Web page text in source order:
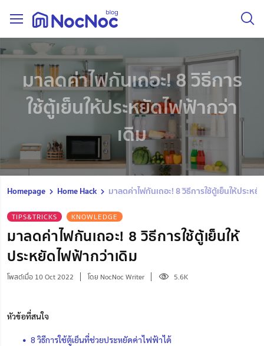
มาลดค่าไฟกันเถอะ! 8 วิธีการ
ใช้ตู้เย็นให้ประหยัดไฟฟ้ากว่า
เดิม
Homepage Home Hack มาลดค่าไฟกันเถอะ! 8 วิธีการใช้ตู้เย็นให้ประห
TIPS&TRICKS KNOWLEDGE
มาลดค่าไฟกันเถอะ! 8 วิธีการใช้ตู้เย็นให้
ประหยัดไฟฟ้ากว่าเดิม
โพสต์เมื่อ 10 Oct 2022 โดย NocNoc Writer 5.6K
หัวข้อที่สนใจ
8 วิธีการใช้ตู้เย็นที่ช่วยประหยัดค่าไฟฟ้าได้